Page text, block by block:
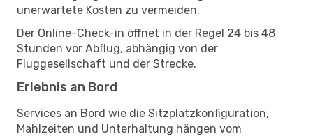
unerwartete Kosten zu vermeiden.
Der Online-Check-in öffnet in der Regel 24 bis 48
Stunden vor Abflug, abhängig von der
Fluggesellschaft und der Strecke.
Erlebnis an Bord
Services an Bord wie die Sitzplatzkonfiguration,
Mahlzeiten und Unterhaltung hängen vom